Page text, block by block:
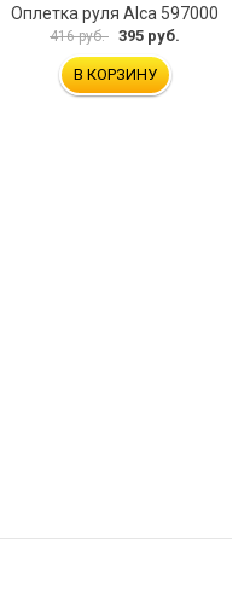
Оплетка руля Alca 597000
416 руб. 395 руб.
В КОРЗИНУ